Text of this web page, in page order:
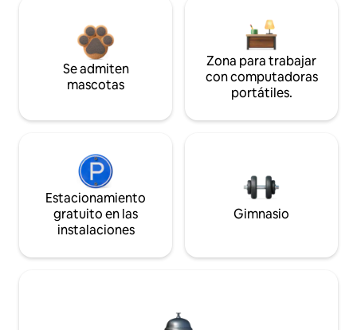
Se admiten
mascotas
Zona para trabajar
con computadoras
portátiles.
Estacionamiento
gratuito en las
instalaciones
Gimnasio